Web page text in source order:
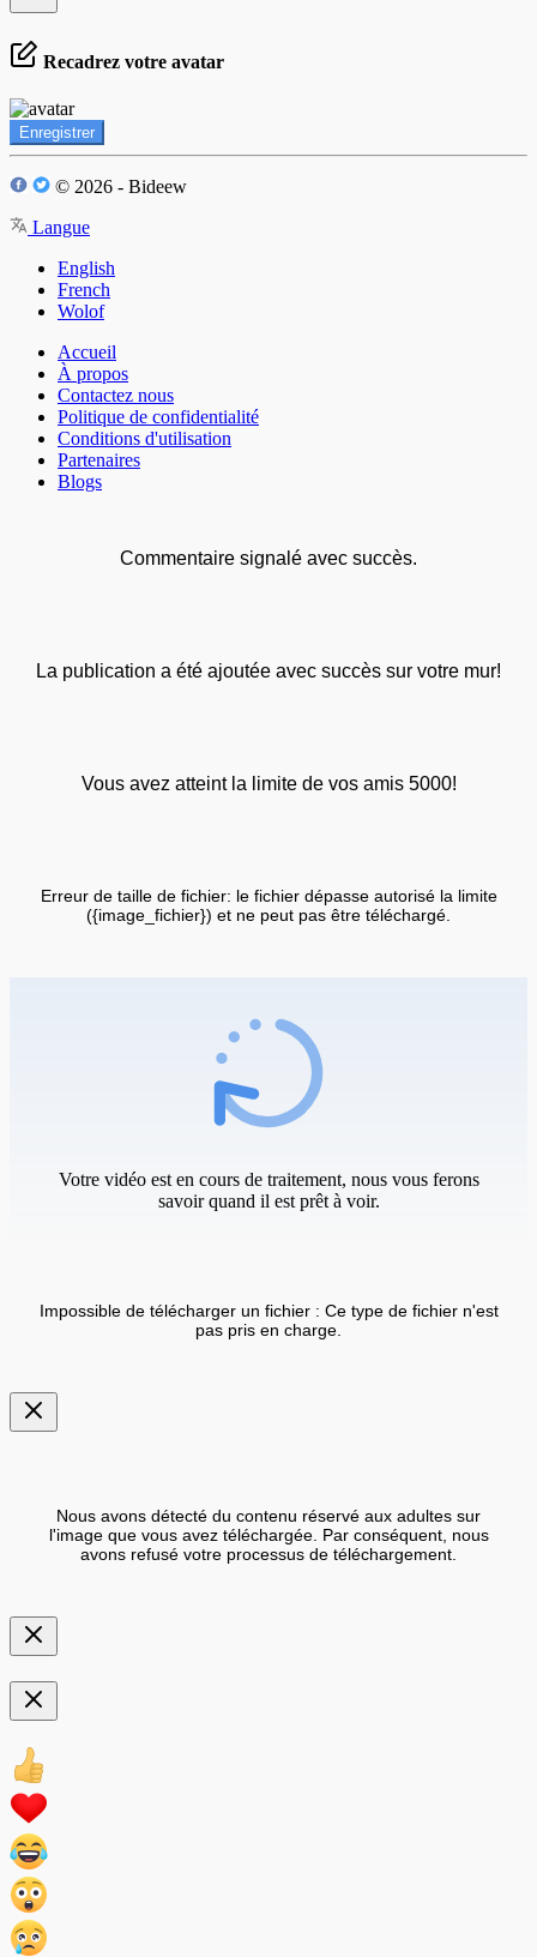
Recadrez votre avatar
Enregistrer
© 2026 - Bideew
Langue
English
French
Wolof
Accueil
À propos
Contactez nous
Politique de confidentialité
Conditions d'utilisation
Partenaires
Blogs
Commentaire signalé avec succès.
La publication a été ajoutée avec succès sur votre mur!
Vous avez atteint la limite de vos amis 5000!
Erreur de taille de fichier: le fichier dépasse autorisé la limite
({image_fichier}) et ne peut pas être téléchargé.
Votre vidéo est en cours de traitement, nous vous ferons
savoir quand il est prêt à voir.
Impossible de télécharger un fichier : Ce type de fichier n'est
pas pris en charge.
Nous avons détecté du contenu réservé aux adultes sur
l'image que vous avez téléchargée. Par conséquent, nous
avons refusé votre processus de téléchargement.